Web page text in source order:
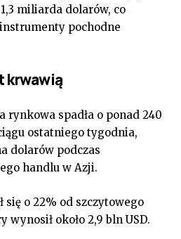
miliarda dolarów, co
pochodne
krwawią
rynkowa spadła o ponad 240
ostatniego tygodnia,
dolarów podczas
handlu w Azji.
się o 22% od szczytowego
wynosił około 2,9 bln USD.